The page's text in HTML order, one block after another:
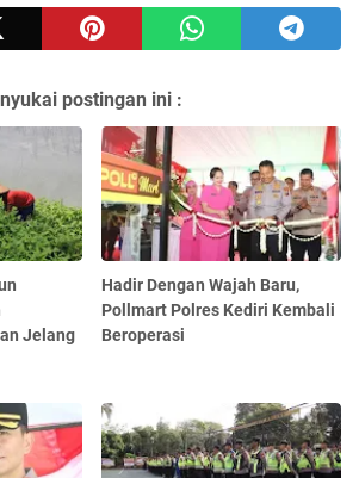
postingan ini :
Jelang
Hadir Dengan Wajah Baru,
Pollmart Polres Kediri Kembali
Beroperasi